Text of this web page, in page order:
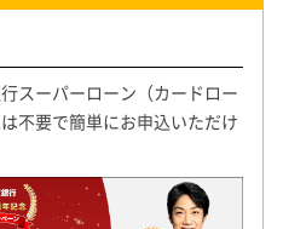
スーパーローン（カードロー
不要で簡単にお申込いただけ